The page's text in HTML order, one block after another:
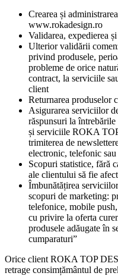
Crearea și
www.rokadesign.ro
Validarea, expedierea
Ulterior validării
privind produsele,
probleme de orice
contract, la serviciile
client
Returnarea produselor
Asigurarea serviciilor
răspunsuri la
și serviciile ROKA
trimiterea de
electronic, telefonic
Scopuri statistice, fără
ale clientului să fie
Îmbunătățirea
scopuri de marketing:
telefonice, mobile
cu privire la oferta
produsele adăugate în
cumparaturi”
Orice client ROKA TOP
retrage consimțământul de